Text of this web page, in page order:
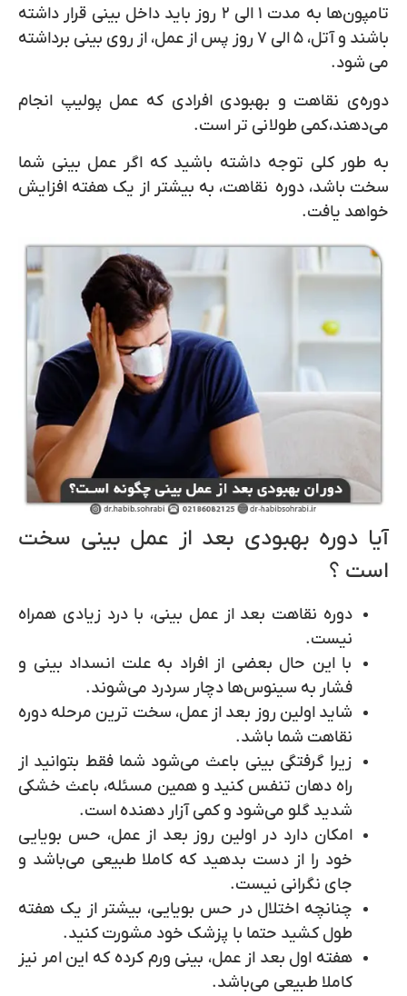
تامپون‌ها به مدت ۱ الی ۲ روز باید داخل بینی قرار داشته
باشند و آتل، ۵ الی ۷ روز پس از عمل، از روی بینی برداشته
می شود.
دوره‌ی نقاهت و بهبودی افرادی که عمل پولیپ انجام
می‌دهند،کمی طولانی تر است.
به طور کلی توجه داشته باشید که اگر عمل بینی شما
سخت باشد، دوره نقاهت، به بیشتر از یک هفته افزایش
خواهد یافت.
آیا دوره بهبودی بعد از عمل بینی سخت
است ؟
دوره نقاهت بعد از عمل بینی، با درد زیادی همراه
نیست.
با این حال بعضی از افراد به علت انسداد بینی و
فشار به سینوس‌ها دچار سردرد می‌شوند.
شاید اولین روز بعد از عمل، سخت ترین مرحله دوره
نقاهت شما باشد.
زیرا گرفتگی بینی باعث می‌شود شما فقط بتوانید از
راه دهان تنفس کنید و همین مسئله، باعث خشکی
شدید گلو می‌شود و کمی آزار دهنده است.
امکان دارد در اولین روز بعد از عمل، حس بویایی
خود را از دست بدهید که کاملا طبیعی می‌باشد و
جای نگرانی نیست.
چنانچه اختلال در حس بویایی، بیشتر از یک هفته
طول کشید حتما با پزشک خود مشورت کنید.
هفته اول بعد از عمل، بینی ورم کرده که این امر نیز
کاملا طبیعی می‌باشد.